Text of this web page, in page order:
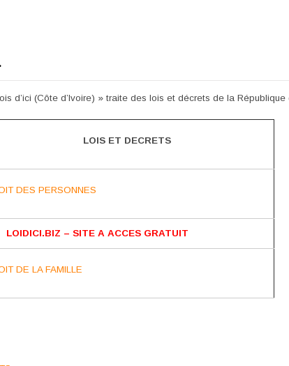
d’ici (Côte d’Ivoire) » traite des lois et décrets de la République
LOIS ET DECRETS
DES PERSONNES
LOIDICI.BIZ – SITE A ACCES GRATUIT
DE LA FAMILLE